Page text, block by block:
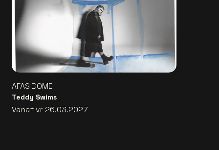
AFAS DOME
Teddy Swims
Vanaf vr 26.03.2027